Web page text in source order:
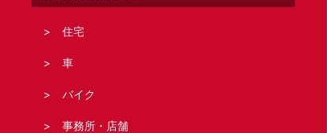
住宅
車
バイク
事務所・店舗